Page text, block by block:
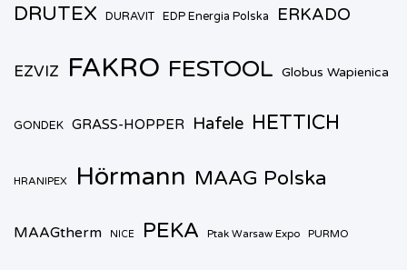
DRUTEX DURAVIT EDP Energia Polska ERKADO
EZVIZ FAKRO FESTOOL Globus Wapienica
GONDEK GRASS-HOPPER Hafele HETTICH
HRANIPEX Hörmann MAAG Polska
MAAGtherm NICE PEKA Ptak Warsaw Expo PURMO